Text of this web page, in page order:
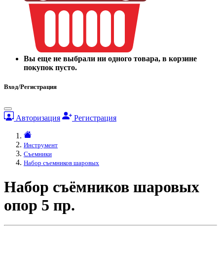
Вы еще не выбрали ни одного товара, в корзине
покупок пусто.
Вход/Регистрация
Авторизация Регистрация
Инструмент
Съемники
Набор съемников шаровых
Набор съёмников шаровых
опор 5 пр.